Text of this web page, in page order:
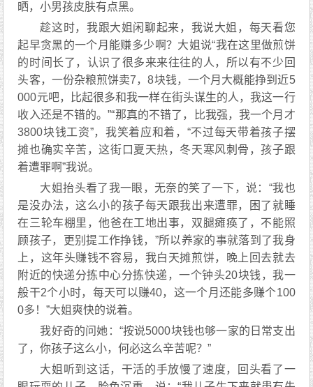
晒，小男孩皮肤有点黑。
趁这时，我跟大姐闲聊起来，我说大姐，每天看您
起早贪黑的一个月能赚多少啊？大姐说“我在这里做煎饼
的时间长了，认识了很多来来往往的人，所以有不少回
头客，一份杂粮煎饼卖7，8块钱，一个月大概能挣到近5
000元吧，比起很多和我一样在街头谋生的人，我这一行
收入还是不错的。”“那真的不错了，比我强，我一个月才
3800块钱工资”，我笑着应和着，“不过每天带着孩子摆
摊也确实辛苦，这街口夏天热，冬天寒风刺骨，孩子跟
着遭罪啊”我说。
大姐抬头看了我一眼，无奈的笑了一下，说：“我也
是没办法，这么小的孩子每天跟我出来遭罪，困了就睡
在三轮车棚里，他爸在工地出事，双腿瘫痪了，不能照
顾孩子，更别提工作挣钱，”所以养家的事就落到了我身
上，这年头赚钱不容易，我白天摊煎饼，晚上回去就去
附近的快递分拣中心分拣快递，一个钟头20块钱，我一
般干2个小时，每天可以赚40，这一个月还能多赚个100
0多！”大姐爽快的说着。
我好奇的问她：“按说5000块钱也够一家的日常支出
了，你孩子这么小，何必这么辛苦呢？”
大姐听到这话，干活的手放慢了速度，回头看了一